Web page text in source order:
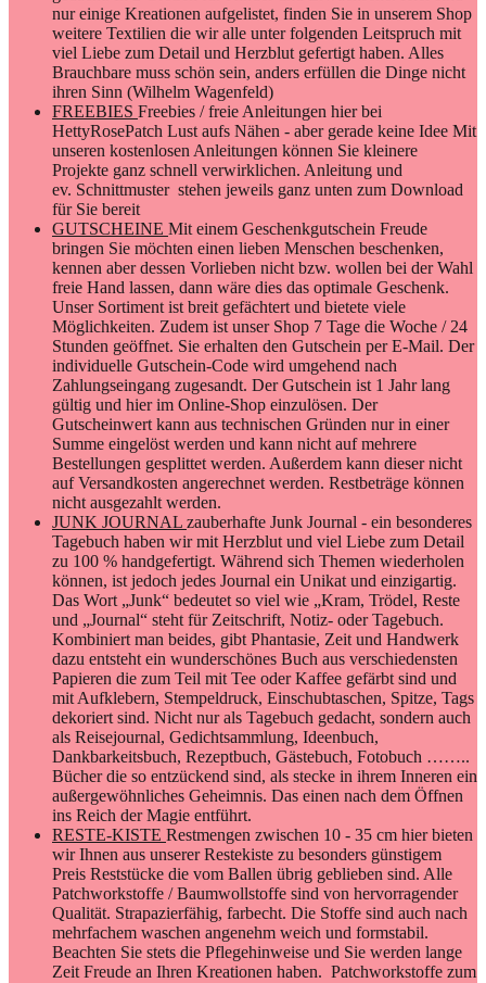
nur einige Kreationen aufgelistet, finden Sie in unserem Shop
weitere Textilien die wir alle unter folgenden Leitspruch mit
viel Liebe zum Detail und Herzblut gefertigt haben. Alles
Brauchbare muss schön sein, anders erfüllen die Dinge nicht
ihren Sinn (Wilhelm Wagenfeld)
FREEBIES Freebies / freie Anleitungen hier bei
HettyRosePatch Lust aufs Nähen - aber gerade keine Idee Mit
unseren kostenlosen Anleitungen können Sie kleinere
Projekte ganz schnell verwirklichen. Anleitung und
ev. Schnittmuster stehen jeweils ganz unten zum Download
für Sie bereit
GUTSCHEINE Mit einem Geschenkgutschein Freude
bringen Sie möchten einen lieben Menschen beschenken,
kennen aber dessen Vorlieben nicht bzw. wollen bei der Wahl
freie Hand lassen, dann wäre dies das optimale Geschenk.
Unser Sortiment ist breit gefächtert und bietete viele
Möglichkeiten. Zudem ist unser Shop 7 Tage die Woche / 24
Stunden geöffnet. Sie erhalten den Gutschein per E-Mail. Der
individuelle Gutschein-Code wird umgehend nach
Zahlungseingang zugesandt. Der Gutschein ist 1 Jahr lang
gültig und hier im Online-Shop einzulösen. Der
Gutscheinwert kann aus technischen Gründen nur in einer
Summe eingelöst werden und kann nicht auf mehrere
Bestellungen gesplittet werden. Außerdem kann dieser nicht
auf Versandkosten angerechnet werden. Restbeträge können
nicht ausgezahlt werden.
JUNK JOURNAL zauberhafte Junk Journal - ein besonderes
Tagebuch haben wir mit Herzblut und viel Liebe zum Detail
zu 100 % handgefertigt. Während sich Themen wiederholen
können, ist jedoch jedes Journal ein Unikat und einzigartig.
Das Wort „Junk“ bedeutet so viel wie „Kram, Trödel, Reste
und „Journal“ steht für Zeitschrift, Notiz- oder Tagebuch.
Kombiniert man beides, gibt Phantasie, Zeit und Handwerk
dazu entsteht ein wunderschönes Buch aus verschiedensten
Papieren die zum Teil mit Tee oder Kaffee gefärbt sind und
mit Aufklebern, Stempeldruck, Einschubtaschen, Spitze, Tags
dekoriert sind. Nicht nur als Tagebuch gedacht, sondern auch
als Reisejournal, Gedichtsammlung, Ideenbuch,
Dankbarkeitsbuch, Rezeptbuch, Gästebuch, Fotobuch ……..
Bücher die so entzückend sind, als stecke in ihrem Inneren ein
außergewöhnliches Geheimnis. Das einen nach dem Öffnen
ins Reich der Magie entführt.
RESTE-KISTE Restmengen zwischen 10 - 35 cm hier bieten
wir Ihnen aus unserer Restekiste zu besonders günstigem
Preis Reststücke die vom Ballen übrig geblieben sind. Alle
Patchworkstoffe / Baumwollstoffe sind von hervorragender
Qualität. Strapazierfähig, farbecht. Die Stoffe sind auch nach
mehrfachem waschen angenehm weich und formstabil.
Beachten Sie stets die Pflegehinweise und Sie werden lange
Zeit Freude an Ihren Kreationen haben. Patchworkstoffe zum